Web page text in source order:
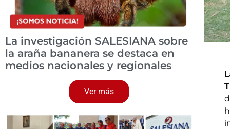
La investigación SALESIANA sobre
la araña bananera se destaca en
medios nacionales y regionales
Ver más